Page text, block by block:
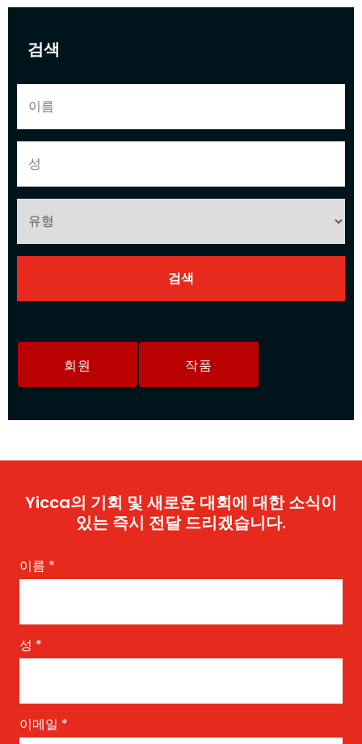
검색
회원 작품
Yicca의 기회 및 새로운 대회에 대한 소식이
있는 즉시 전달 드리겠습니다.
이름 *
성 *
이메일 *